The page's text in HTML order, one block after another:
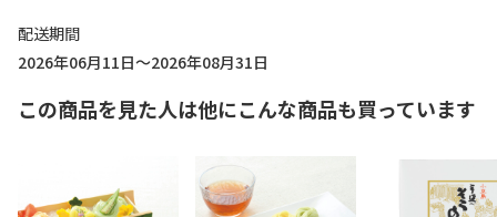
配送期間
2026年06月11日～2026年08月31日
この商品を見た人は他にこんな商品も買っています